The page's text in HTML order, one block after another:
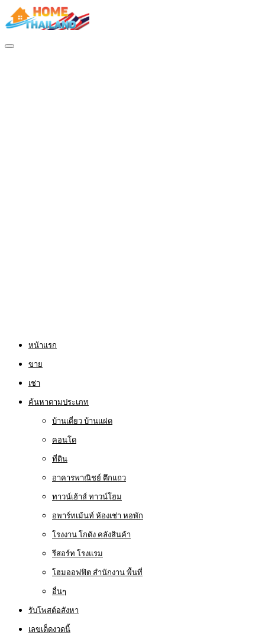
หน้าแรก
ขาย
เช่า
ค้นหาตามประเภท
บ้านเดี่ยว บ้านแฝด
คอนโด
ที่ดิน
อาคารพาณิชย์ ตึกแถว
ทาวน์เฮ้าส์ ทาวน์โฮม
อพาร์ทเม้นท์ ห้องเช่า หอพัก
โรงงาน โกดัง คลังสินค้า
รีสอร์ท โรงแรม
โฮมออฟฟิต สำนักงาน พื้นที่
อื่นๆ
รับโพสต์อสังหา
เลขเด็ดงวดนี้